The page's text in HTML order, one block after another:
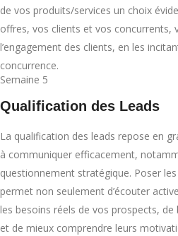
de vos produits/services un choix
offres, vos clients et vos concurrents,
l’engagement des clients, en les
concurrence.
Semaine 5
Qualification des Leads
La qualification des leads repose en
à communiquer efficacement,
questionnement stratégique. Poser
permet non seulement d’écouter
les besoins réels de vos prospects,
et de mieux comprendre leurs